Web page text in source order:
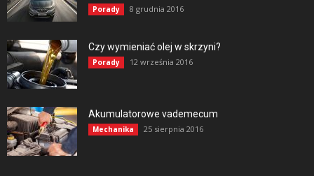
Porady 8 grudnia 2016
Czy wymieniać olej w skrzyni?
Porady 12 września 2016
Akumulatorowe vademecum
Mechanika 25 sierpnia 2016